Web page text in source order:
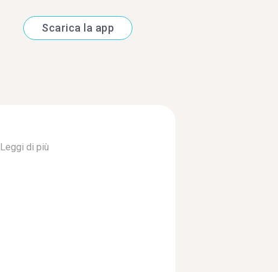
Scarica la app
Leggi di più